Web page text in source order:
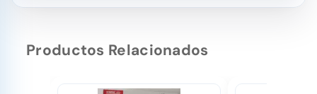
Productos Relacionados